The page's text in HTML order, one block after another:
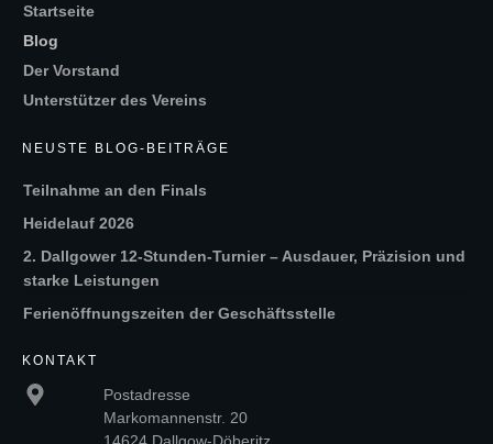
Startseite
Blog
Der Vorstand
Unterstützer des Vereins
NEUSTE BLOG-BEITRÄGE
Teilnahme an den Finals
Heidelauf 2026
2. Dallgower 12-Stunden-Turnier – Ausdauer, Präzision und
starke Leistungen
Ferienöffnungszeiten der Geschäftsstelle
KONTAKT
Postadresse
Markomannenstr. 20